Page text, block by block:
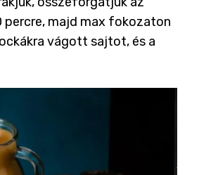
percre, majd max fokozaton
vágott sajtot, és a